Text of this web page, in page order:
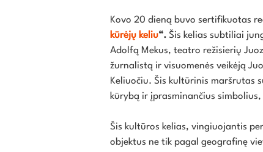
Kovo 20 dieną buvo sertifikuotas
kūrėjų keliu“. Šis kelias subtiliai
Adolfą Mekus, teatro režisierių
žurnalistą ir visuomenės veikėją
Keliuočiu. Šis kultūrinis maršrutas
kūrybą ir įprasminančius
Šis kultūros kelias, vingiuojantis
objektus ne tik pagal geografinę